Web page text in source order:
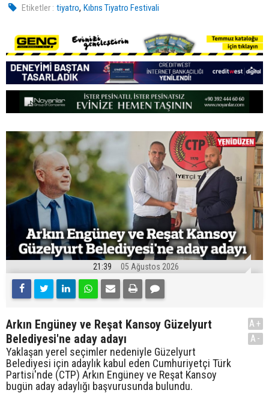
Etiketler : tiyatro,Kıbrıs Tiyatro Festivali
21:39 05 Ağustos 2026
Arkın Engüney ve Reşat Kansoy Güzelyurt
Belediyesi'ne aday adayı
Yaklaşan yerel seçimler nedeniyle Güzelyurt
Belediyesi için adaylık kabul eden Cumhuriyetçi Türk
Partisi'nde (CTP) Arkın Engüney ve Reşat Kansoy
bugün aday adaylığı başvurusunda bulundu.
A+
A-